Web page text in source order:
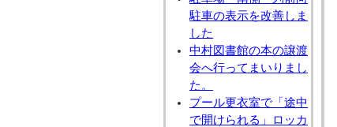
駐車の表示を改善しま
した
中村図書館の本の譲渡
会へ行ってまいりまし
た。
プール更衣室で「途中
で開けられる」ロッカ